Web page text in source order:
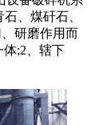
、煤矸石、
研磨作用而
体;2、辖下